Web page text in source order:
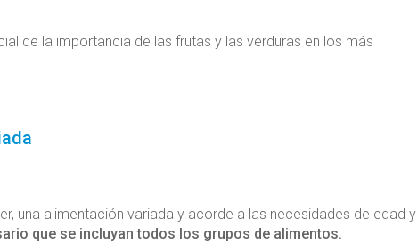
de la importancia de las frutas y las verduras en los más
una alimentación variada y acorde a las necesidades de edad y
que se incluyan todos los grupos de alimentos.